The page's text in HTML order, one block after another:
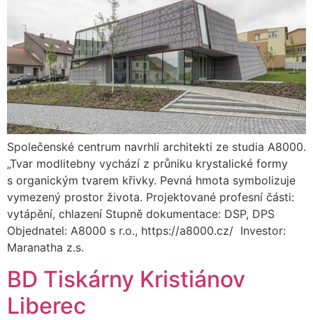
Společenské centrum navrhli architekti ze studia A8000.
„Tvar modlitebny vychází z průniku krystalické formy
s organickým tvarem křivky. Pevná hmota symbolizuje
vymezený prostor života. Projektované profesní části:
vytápění, chlazení Stupně dokumentace: DSP, DPS
Objednatel: A8000 s r.o., https://a8000.cz/ Investor:
Maranatha z.s.
BD Tiskárny Kristiánov
Liberec